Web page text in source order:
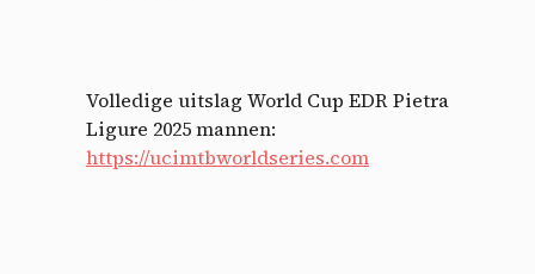
Volledige uitslag World Cup EDR Pietra
Ligure 2025 mannen:
https://ucimtbworldseries.com